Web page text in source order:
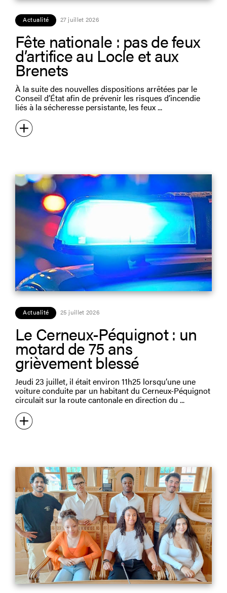
Actualité 27 juillet 2026
Fête nationale : pas de feux
d’artifice au Locle et aux
Brenets
À la suite des nouvelles dispositions arrêtées par le
Conseil d’État afin de prévenir les risques d’incendie
liés à la sécheresse persistante, les feux
Actualité 25 juillet 2026
Le Cerneux-Péquignot : un
motard de 75 ans
grièvement blessé
Jeudi 23 juillet, il était environ 11h25 lorsqu’une une
voiture conduite par un habitant du Cerneux-Péquignot
circulait sur la route cantonale en direction du